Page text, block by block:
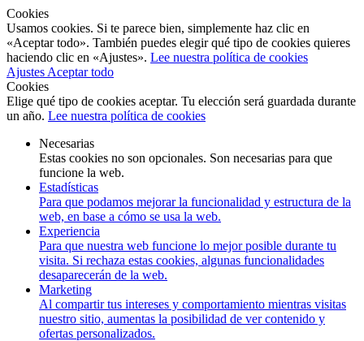
Cookies
Usamos cookies. Si te parece bien, simplemente haz clic en
«Aceptar todo». También puedes elegir qué tipo de cookies quieres
haciendo clic en «Ajustes». Lee nuestra política de cookies
Ajustes Aceptar todo
Cookies
Elige qué tipo de cookies aceptar. Tu elección será guardada durante
un año. Lee nuestra política de cookies
Necesarias
Estas cookies no son opcionales. Son necesarias para que
funcione la web.
Estadísticas
Para que podamos mejorar la funcionalidad y estructura de la
web, en base a cómo se usa la web.
Experiencia
Para que nuestra web funcione lo mejor posible durante tu
visita. Si rechaza estas cookies, algunas funcionalidades
desaparecerán de la web.
Marketing
Al compartir tus intereses y comportamiento mientras visitas
nuestro sitio, aumentas la posibilidad de ver contenido y
ofertas personalizados.